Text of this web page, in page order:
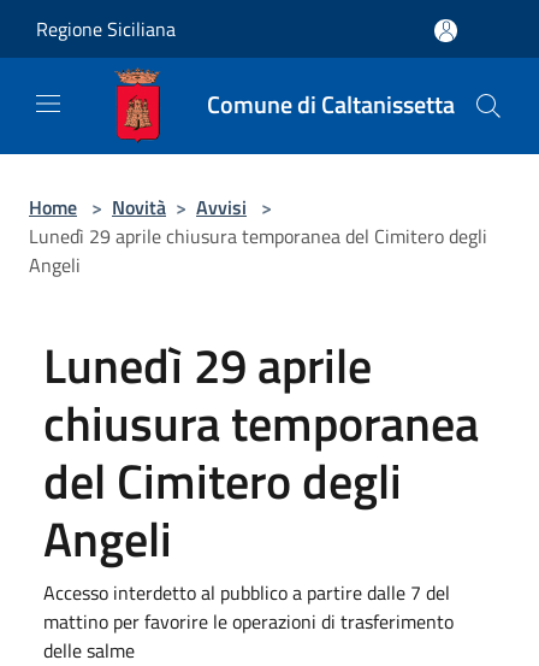
Regione Siciliana
Comune di Caltanissetta
Home > Novità > Avvisi >
Lunedì 29 aprile chiusura temporanea del Cimitero degli
Angeli
Lunedì 29 aprile
chiusura temporanea
del Cimitero degli
Angeli
Accesso interdetto al pubblico a partire dalle 7 del
mattino per favorire le operazioni di trasferimento
delle salme